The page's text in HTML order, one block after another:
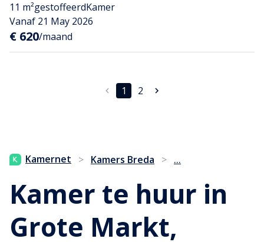
11 m²gestoffeerdKamer
Vanaf 21 May 2026
€ 620/maand
1 2
Kamernet > Kamers Breda > ...
Kamer te huur in
Grote Markt,